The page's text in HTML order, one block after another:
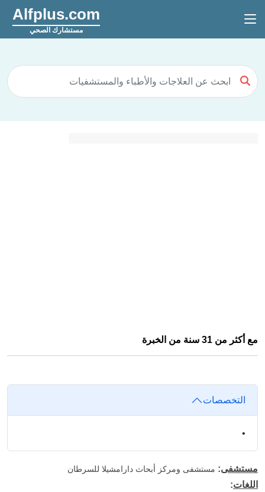
Alfplus.com
مستشارك الصحي
مع أكثر من 31 سنة من الخبرة
التخصصات
•
مستشفى: مستشفى ومركز أبحاث دارامشيلا للسرطان
اللغات: